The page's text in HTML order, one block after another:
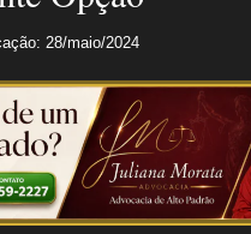
28/maio/2024